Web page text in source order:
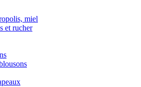
miel
et rucher